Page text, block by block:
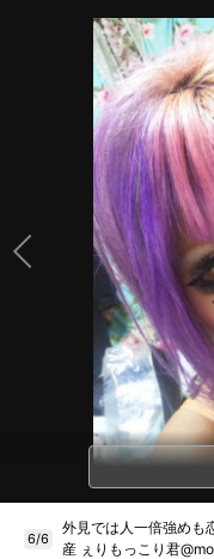
6/6
外見では人一倍強めも
産 ぇりもっこり君